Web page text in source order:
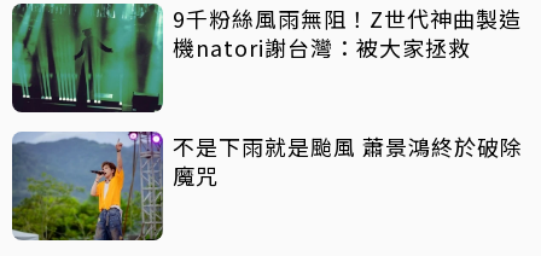
9千粉絲風雨無阻！Z世代神曲製造
機natori謝台灣：被大家拯救
不是下雨就是颱風 蕭景鴻終於破除
魔咒